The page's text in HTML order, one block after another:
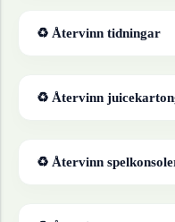
♻ Återvinn tidningar
♻ Återvinn
♻ Återvinn